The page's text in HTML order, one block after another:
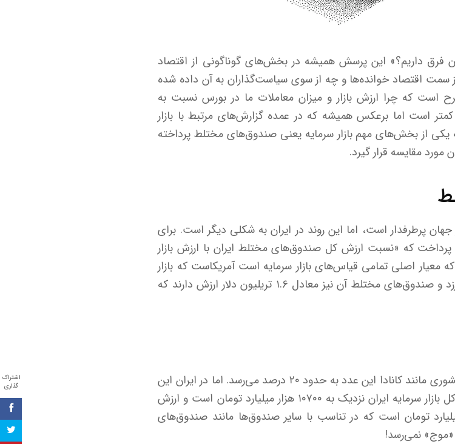
اشتراک
گذاری
فرق داریم؟» این پرسش همیشه در بخش‌های گوناگونی از اقتصاد
سمت اقتصاد خوانده‌ها و چه از سوی سیاست‌گذاران به آن داده شده
است که چرا ارزش بازار و میزان معاملات ما در بورس نسبت به
است اما برعکس همیشه که در عمده گزارش‌های مرتبط با بازار
از بخش‌های مهم بازار سرمایه یعنی صندوق‌های مختلط پرداخته
مورد مقایسه قرار گیرد.
پرطرفدار است، اما این روند در ایران به شکلی دیگر است. برای
که «نسبت ارزش کل صندوق‌های مختلط ایران با ارزش بازار
معیار اصلی تمامی قیاس‌های بازار سرمایه است آمریکاست که بازار
آن در حال حاضر بالغ بر ۶۷.۸ تریلیون دلار می‌ارزد و صندوق‌های مختلط آن نیز معادل ۱.۶ تریلیون دلار ارزش دارند که
در هند نیز این عدد معادل ۲.۷ درصد است. در کشوری مانند کانادا این عدد به حدود ۲۰ درصد می‌رسد. اما در ایران این
عدد حدود ۰.۰۷ درصد است. ضمن اینکه ارزش کل بازار سرمایه ایران نزدیک به ۱۰۷۰۰ هزار میلیارد تومان است و ارزش
مختلط تنها و تنها ۷.۵ هزار میلیارد تومان است که در تناسب با سایر صندوق‌ها مانند صندوق‌های